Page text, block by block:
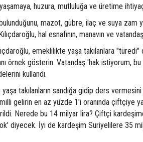
huzura, mutluluğa ve üretime
mazot, gübre, ilaç ve suya zam
hal esnafının, manavın ve
emeklilikte yaşa takılanlara
örnek gösterin. Vatandaş 'hak istiyorum,
kullandı.
takılanların sandığa gidip ders
gelirin en az yüzde 1'i oranında çiftçiye
Nerede bu 14 milyar lira? Çiftçi
diyecek. İyi de kardeşim Suriyelilere 35